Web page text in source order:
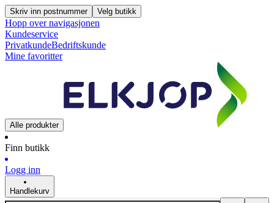
Skriv inn postnummer Velg butikk
Hopp over navigasjonen
Kundeservice
PrivatkundeBedriftskunde
Mine favoritter
Alle produkter
Finn butikk
Logg inn
Handlekurv